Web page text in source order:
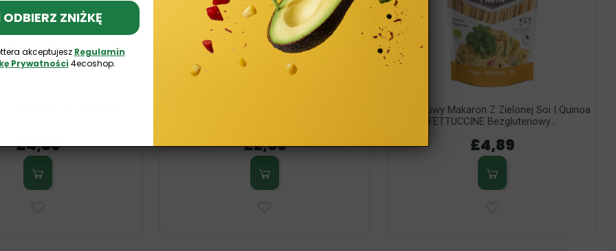
£4,39 £2,69
Proteinowy Makaron Z Zielonej Soi I Quinoa
FETTUCCINE Bezglutenowy...
£4,89
ZNIŻKĘ
akceptujesz Regulamin
Prywatności 4ecoshop.